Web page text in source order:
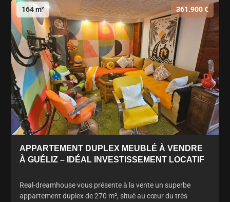
164 m² 361.900 €
APPARTEMENT DUPLEX MEUBLÉ À VENDRE
À GUÉLIZ – IDÉAL INVESTISSEMENT LOCATIF
Real-dreamhouse vous présente à la vente un superbe
appartement duplex de 270 m², situé au cœur du très